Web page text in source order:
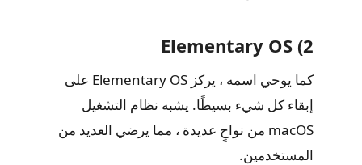
2) Elementary OS
كما يوحي اسمه ، يركز Elementary OS على
إبقاء كل شيء بسيطًا. يشبه نظام التشغيل
macOS من نواحٍ عديدة ، مما يرضي العديد من
المستخدمين.